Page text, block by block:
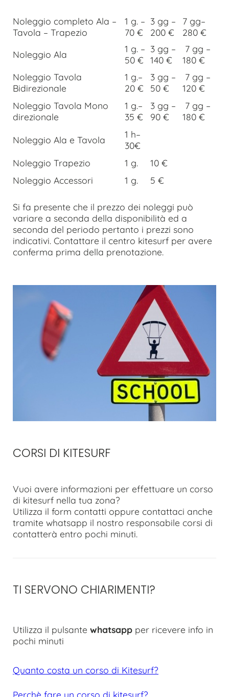
Noleggio completo Ala –
Tavola – Trapezio
1 g. –
70 €
3 gg –
200 €
7 gg–
280 €
Noleggio Ala
1 g. –
50 €
3 gg –
140 €
7 gg –
180 €
Noleggio Tavola
Bidirezionale
1 g.–
20 €
3 gg –
50 €
7 gg –
120 €
Noleggio Tavola Mono
direzionale
1 g.–
35 €
3 gg –
90 €
7 gg –
180 €
Noleggio Ala e Tavola
1 h–
30€
Noleggio Trapezio
1 g.
10 €
Noleggio Accessori
1 g. 5 €
Si fa presente che il prezzo dei noleggi può
variare a seconda della disponibilità ed a
seconda del periodo pertanto i prezzi sono
indicativi. Contattare il centro kitesurf per avere
conferma prima della prenotazione.
CORSI DI KITESURF
Vuoi avere informazioni per effettuare un corso
di kitesurf nella tua zona?
Utilizza il form contatti oppure contattaci anche
tramite whatsapp il nostro responsabile corsi di
contatterà entro pochi minuti.
TI SERVONO CHIARIMENTI?
Utilizza il pulsante whatsapp per ricevere info in
pochi minuti
Quanto costa un corso di Kitesurf?
Perchè fare un corso di kitesurf?